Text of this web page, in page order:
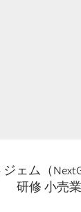
ジェム（
研修 小売